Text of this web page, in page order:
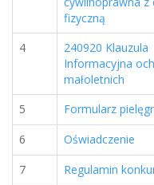
fizyczną
4
240920 Klauzula
Informacyjna
małoletnich
5 Formularz
6 Oświadczenie
7 Regulamin